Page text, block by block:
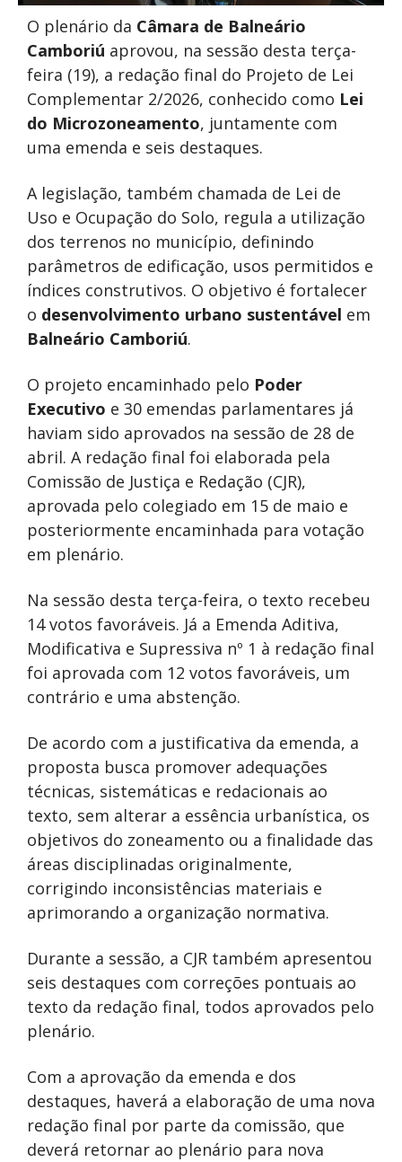
O plenário da Câmara de Balneário
Camboriú aprovou, na sessão desta terça-
feira (19), a redação final do Projeto de Lei
Complementar 2/2026, conhecido como Lei
do Microzoneamento, juntamente com
uma emenda e seis destaques.
A legislação, também chamada de Lei de
Uso e Ocupação do Solo, regula a utilização
dos terrenos no município, definindo
parâmetros de edificação, usos permitidos e
índices construtivos. O objetivo é fortalecer
o desenvolvimento urbano sustentável em
Balneário Camboriú.
O projeto encaminhado pelo Poder
Executivo e 30 emendas parlamentares já
haviam sido aprovados na sessão de 28 de
abril. A redação final foi elaborada pela
Comissão de Justiça e Redação (CJR),
aprovada pelo colegiado em 15 de maio e
posteriormente encaminhada para votação
em plenário.
Na sessão desta terça-feira, o texto recebeu
14 votos favoráveis. Já a Emenda Aditiva,
Modificativa e Supressiva nº 1 à redação final
foi aprovada com 12 votos favoráveis, um
contrário e uma abstenção.
De acordo com a justificativa da emenda, a
proposta busca promover adequações
técnicas, sistemáticas e redacionais ao
texto, sem alterar a essência urbanística, os
objetivos do zoneamento ou a finalidade das
áreas disciplinadas originalmente,
corrigindo inconsistências materiais e
aprimorando a organização normativa.
Durante a sessão, a CJR também apresentou
seis destaques com correções pontuais ao
texto da redação final, todos aprovados pelo
plenário.
Com a aprovação da emenda e dos
destaques, haverá a elaboração de uma nova
redação final por parte da comissão, que
deverá retornar ao plenário para nova